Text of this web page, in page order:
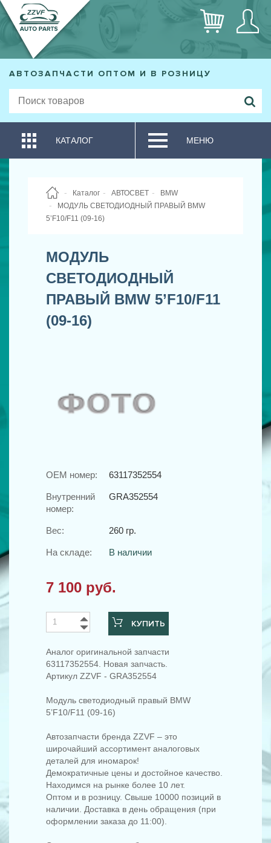
АВТОЗАПЧАСТИ ОПТОМ И В РОЗНИЦУ
КАТАЛОГ МЕНЮ
Каталог АВТОСВЕТ
BMW
МОДУЛЬ CВЕТОДИОДНЫЙ ПРАВЫЙ BMW
5’F10/F11 (09-16)
МОДУЛЬ
CВЕТОДИОДНЫЙ
ПРАВЫЙ BMW 5’F10/F11
(09-16)
OEM номер: 63117352554
Внутренний
номер:
GRA352554
Вес: 260 гр.
На складе: В наличии
7 100 руб.
КУПИТЬ
Аналог оригинальной запчасти
63117352554. Новая запчасть.
Артикул ZZVF - GRA352554
Модуль светодиодный правый BMW
5’F10/F11 (09-16)
Автозапчасти бренда ZZVF – это
широчайший ассортимент аналоговых
деталей для иномарок!
Демократичные цены и достойное качество.
Находимся на рынке более 10 лет.
Оптом и в розницу. Свыше 10000 позиций в
наличии. Доставка в день обращения (при
оформлении заказа до 11:00).